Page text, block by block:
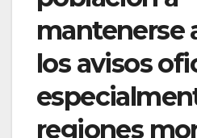
mantenerse
los avisos
regiones